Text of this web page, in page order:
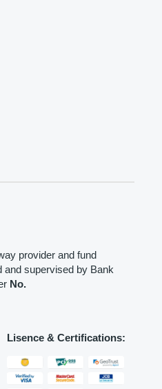
provider and fund
and supervised by Bank
No.
Lisence & Certifications: